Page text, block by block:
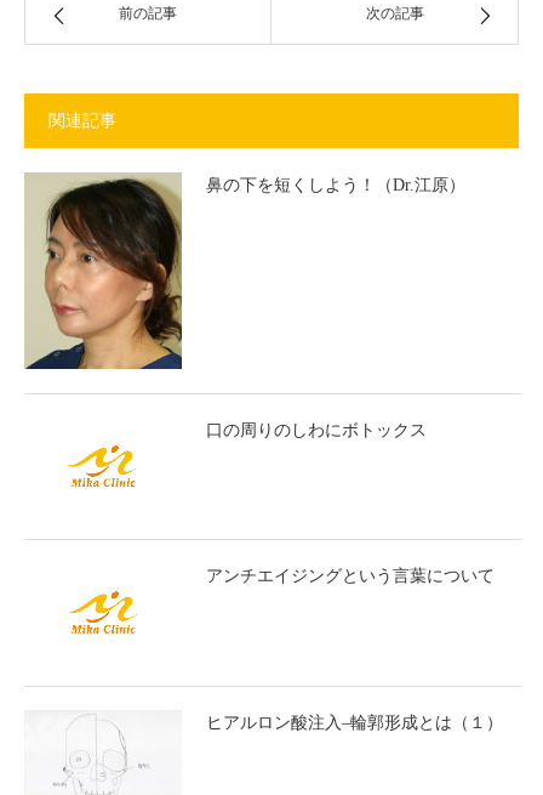
前の記事 次の記事
関連記事
鼻の下を短くしよう！（Dr.江原）
口の周りのしわにボトックス
アンチエイジングという言葉について
ヒアルロン酸注入–輪郭形成とは（１）